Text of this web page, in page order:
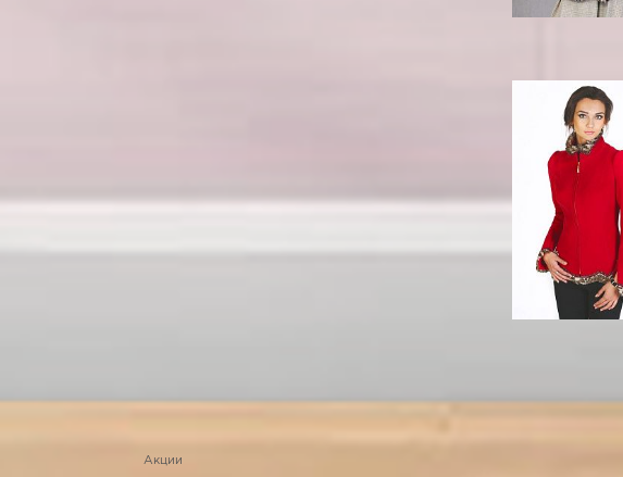
Акции